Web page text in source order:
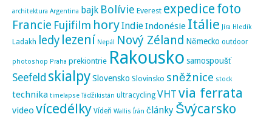
architektura Argentina bajk Bolívie Everest expedice foto
Francie Fujifilm horyIndieIndonésie Itálie Jíra Hledík
Ladakh ledy lezení Nepál Nový Zéland Německo outdoor
photoshop Praha prekiontrie Rakousko samospoušť
Seefeld skialpySlovensko Slovinsko sněžnice stock
technika timelapse Tádžikistán ultracycling VHT via ferrata
video vícedélky Vídeň Wallis Írán články Švýcarsko